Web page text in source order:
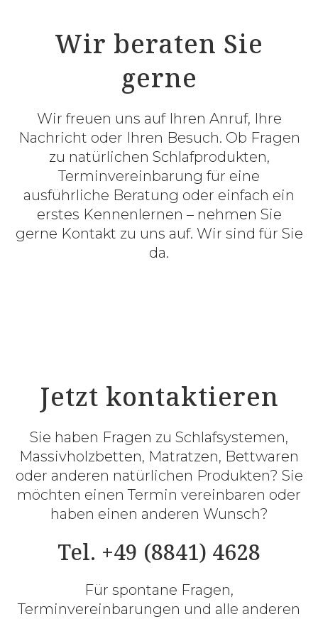
Wir beraten Sie
gerne
Wir freuen uns auf Ihren Anruf, Ihre
Nachricht oder Ihren Besuch. Ob Fragen
zu natürlichen Schlafprodukten,
Terminvereinbarung für eine
ausführliche Beratung oder einfach ein
erstes Kennenlernen – nehmen Sie
gerne Kontakt zu uns auf. Wir sind für Sie
da.
Jetzt kontaktieren
Sie haben Fragen zu Schlafsystemen,
Massivholzbetten, Matratzen, Bettwaren
oder anderen natürlichen Produkten? Sie
möchten einen Termin vereinbaren oder
haben einen anderen Wunsch?
Tel. +49 (8841) 4628
Für spontane Fragen,
Terminvereinbarungen und alle anderen